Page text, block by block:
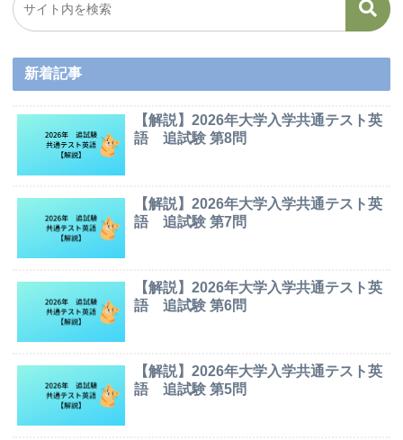
新着記事
【解説】2026年大学入学共通テスト英
語 追試験 第8問
【解説】2026年大学入学共通テスト英
語 追試験 第7問
【解説】2026年大学入学共通テスト英
語 追試験 第6問
【解説】2026年大学入学共通テスト英
語 追試験 第5問